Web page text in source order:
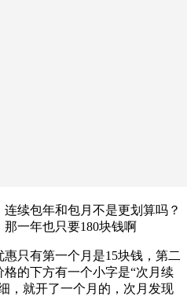
续包年和包月不是更划算吗？
一年也只要180块钱啊
只有第一个月是15块钱，第二
的下方有一个小字是“次月续
，就开了一个月的，次月发现